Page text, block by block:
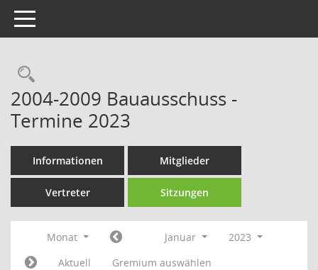
Toggle navigation
Rechercheauswahl
2004-2009 Bauausschuss -
Termine 2023
Informationen Mitglieder
Vertreter Sitzungen
Monat Januar
2023
Aktuell
Gremium auswählen